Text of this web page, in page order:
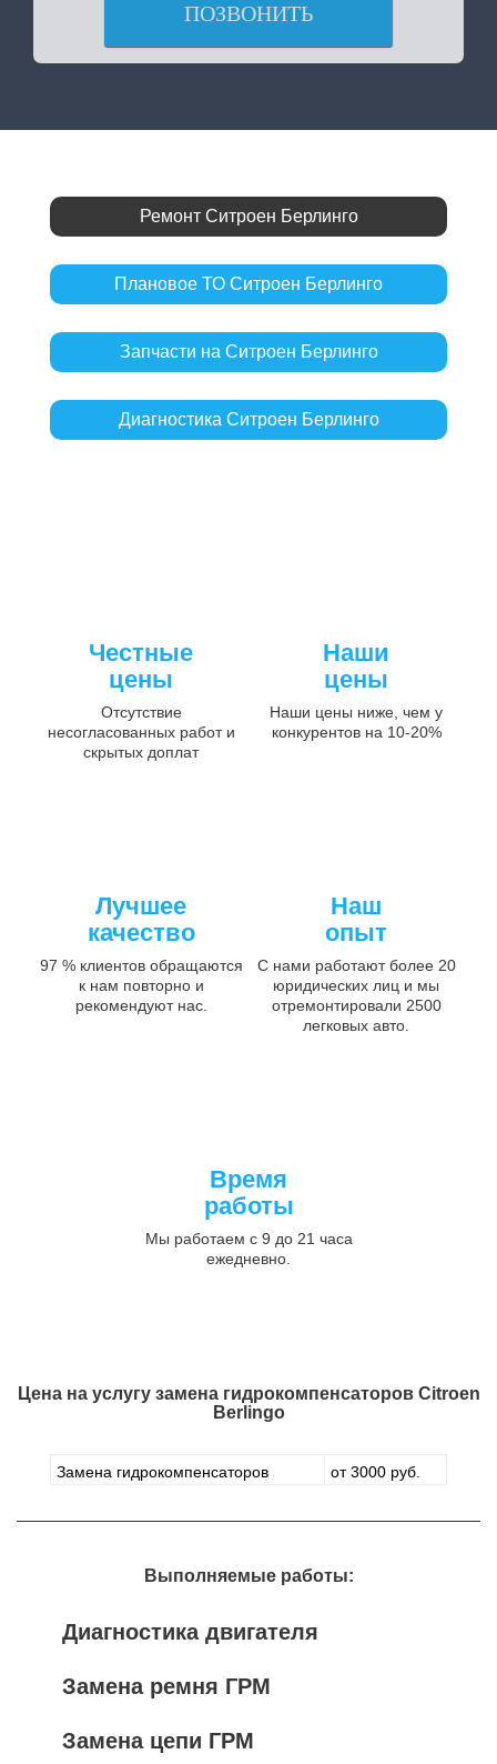
ПОЗВОНИТЬ
Ремонт Ситроен Берлинго
Плановое ТО Ситроен Берлинго
Запчасти на Ситроен Берлинго
Диагностика Ситроен Берлинго
Честные
цены
Отсутствие
несогласованных работ и
скрытых доплат
Наши
цены
Наши цены ниже, чем у
конкурентов на 10-20%
Лучшее
качество
97 % клиентов обращаются
к нам повторно и
рекомендуют нас.
Наш
опыт
С нами работают более 20
юридических лиц и мы
отремонтировали 2500
легковых авто.
Время
работы
Мы работаем с 9 до 21 часа
ежедневно.
Цена на услугу замена гидрокомпенсаторов Citroen
Berlingo
Замена гидрокомпенсаторов от 3000 руб.
Выполняемые работы:
Диагностика двигателя
Замена ремня ГРМ
Замена цепи ГРМ